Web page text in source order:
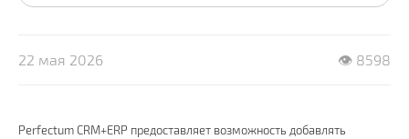
22 мая 2026 👁 8598
Perfectum CRM+ERP предоставляет возможность добавлять